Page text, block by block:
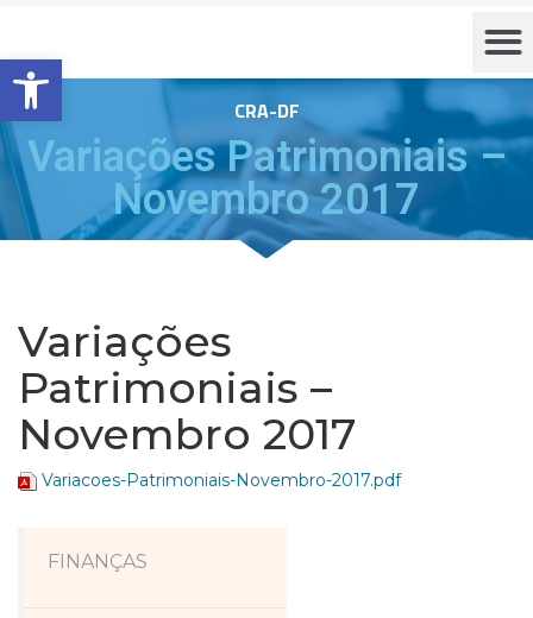
Barra de Ferramentas Aberta
CRA-DF
Variações Patrimoniais –
Novembro 2017
Variações
Patrimoniais –
Novembro 2017
Variacoes-Patrimoniais-Novembro-2017.pdf
FINANÇAS